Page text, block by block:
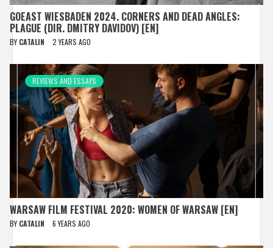
GOEAST WIESBADEN 2024. CORNERS AND DEAD ANGLES:
PLAGUE (DIR. DMITRY DAVIDOV) [EN]
BY CATALIN 2 YEARS AGO
REVIEWS AND ESSAYS
WARSAW FILM FESTIVAL 2020: WOMEN OF WARSAW [EN]
BY CATALIN 6 YEARS AGO